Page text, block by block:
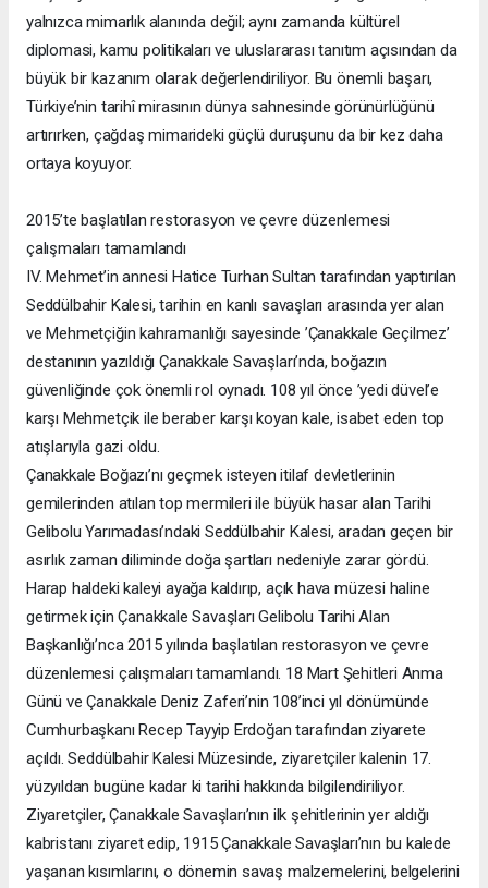
yalnızca mimarlık alanında değil; aynı zamanda kültürel
diplomasi, kamu politikaları ve uluslararası tanıtım açısından da
büyük bir kazanım olarak değerlendiriliyor. Bu önemli başarı,
Türkiye’nin tarihî mirasının dünya sahnesinde görünürlüğünü
artırırken, çağdaş mimarideki güçlü duruşunu da bir kez daha
ortaya koyuyor.
2015’te başlatılan restorasyon ve çevre düzenlemesi
çalışmaları tamamlandı
IV. Mehmet’in annesi Hatice Turhan Sultan tarafından yaptırılan
Seddülbahir Kalesi, tarihin en kanlı savaşları arasında yer alan
ve Mehmetçiğin kahramanlığı sayesinde ’Çanakkale Geçilmez’
destanının yazıldığı Çanakkale Savaşları’nda, boğazın
güvenliğinde çok önemli rol oynadı. 108 yıl önce ’yedi düvel’e
karşı Mehmetçik ile beraber karşı koyan kale, isabet eden top
atışlarıyla gazi oldu.
Çanakkale Boğazı’nı geçmek isteyen itilaf devletlerinin
gemilerinden atılan top mermileri ile büyük hasar alan Tarihi
Gelibolu Yarımadası’ndaki Seddülbahir Kalesi, aradan geçen bir
asırlık zaman diliminde doğa şartları nedeniyle zarar gördü.
Harap haldeki kaleyi ayağa kaldırıp, açık hava müzesi haline
getirmek için Çanakkale Savaşları Gelibolu Tarihi Alan
Başkanlığı’nca 2015 yılında başlatılan restorasyon ve çevre
düzenlemesi çalışmaları tamamlandı. 18 Mart Şehitleri Anma
Günü ve Çanakkale Deniz Zaferi’nin 108’inci yıl dönümünde
Cumhurbaşkanı Recep Tayyip Erdoğan tarafından ziyarete
açıldı. Seddülbahir Kalesi Müzesinde, ziyaretçiler kalenin 17.
yüzyıldan bugüne kadar ki tarihi hakkında bilgilendiriliyor.
Ziyaretçiler, Çanakkale Savaşları’nın ilk şehitlerinin yer aldığı
kabristanı ziyaret edip, 1915 Çanakkale Savaşları’nın bu kalede
yaşanan kısımlarını, o dönemin savaş malzemelerini, belgelerini